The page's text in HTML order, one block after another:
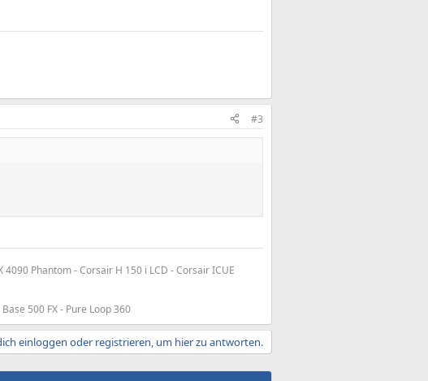
#3
4090 Phantom - Corsair H 150 i LCD - Corsair ICUE
500 FX - Pure Loop 360
einloggen oder registrieren, um hier zu antworten.